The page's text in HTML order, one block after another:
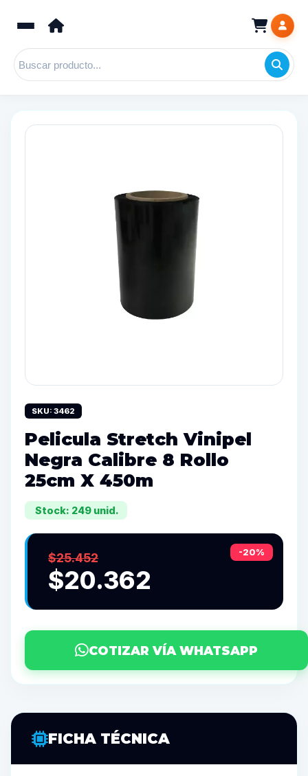
SKU: 3462
Pelicula Stretch Vinipel
Negra Calibre 8 Rollo
25cm X 450m
Stock: 249 unid.
-20%
$25.452
$20.362
COTIZAR VÍA WHATSAPP
FICHA TÉCNICA